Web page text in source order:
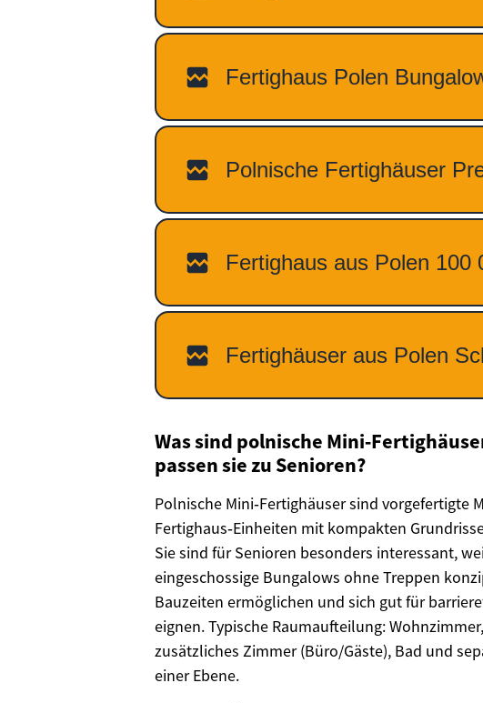
Was sind polnische
passen sie zu Senioren?
Polnische Mini‑Fertighäuser sind vorgefertigte
Fertighaus‑Einheiten mit kompakten
Sie sind für Senioren besonders interessant,
eingeschossige Bungalows ohne Treppen
Bauzeiten ermöglichen und sich gut für
eignen. Typische Raumaufteilung:
zusätzliches Zimmer (Büro/Gäste), Bad und
einer Ebene.